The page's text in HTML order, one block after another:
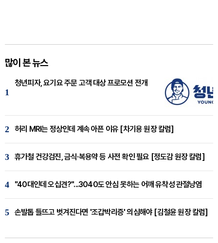
많이 본 뉴스
1
청년피자, 요기요 주문 고객 대상 프로모션 전개
2 허리 MRI는 정상인데 계속 아픈 이유 [차기용 원장 칼럼]
3 휴가철 건강검진, 금식·복용약 등 사전 확인 필요 [정도감 원장 칼럼]
4 "40대인데 오십견?"...3040도 안심 못하는 어깨 유착성 관절낭염
5 손발톱 들뜨고 벗겨진다면 '조갑박리증' 의심해야 [김철윤 원장 칼럼]